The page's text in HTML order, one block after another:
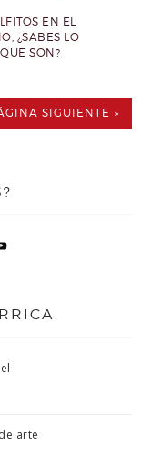
EN EL
¿SABES LO
QUE SON?
SIGUIENTE »
arte